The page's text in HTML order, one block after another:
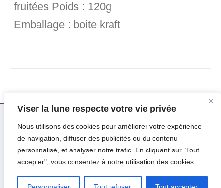
Viser la lune respecte votre vie privée
Nous utilisons des cookies pour améliorer votre expérience
de navigation, diffuser des publicités ou du contenu
personnalisé, et analyser notre trafic. En cliquant sur "Tout
accepter", vous consentez à notre utilisation des cookies.
fruitées Poids : 120g
Emballage : boite kraft
© Copyright 2017 -2026 | Viser la Lune parMajor
Design| Tous droits réservés | Mentions Légales
FacebookInstagramPinterest